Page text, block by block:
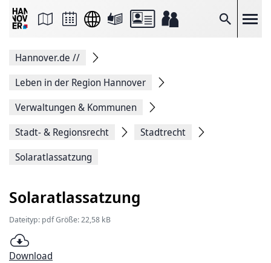
Suche
Seite
Facebook
teilen
Seitenlink
Seite
Hannover.de //
Leben in der Region Hannover
Verwaltungen & Kommunen
Stadt- & Regionsrecht
Stadtrecht
Solaratlassatzung
Solaratlassatzung
Dateityp: pdf Größe: 22,58 kB
Download